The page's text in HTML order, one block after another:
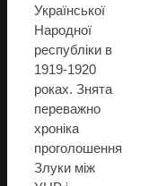
Української
Народної
республіки в
1919-1920
роках. Знята
переважно
хроніка
проголошення
Злуки між